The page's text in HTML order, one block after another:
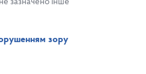
зазначено інше
зору